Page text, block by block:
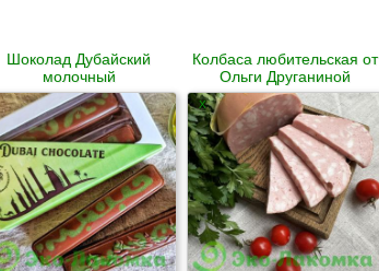
Шоколад Дубайский
молочный
Колбаса любительская от
Ольги Друганиной
X